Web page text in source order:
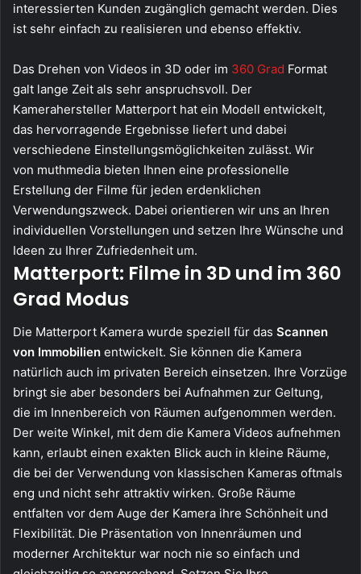
interessierten Kunden zugänglich gemacht werden. Dies
ist sehr einfach zu realisieren und ebenso effektiv.
Das Drehen von Videos in 3D oder im 360 Grad Format
galt lange Zeit als sehr anspruchsvoll. Der
Kamerahersteller Matterport hat ein Modell entwickelt,
das hervorragende Ergebnisse liefert und dabei
verschiedene Einstellungsmöglichkeiten zulässt. Wir
von muthmedia bieten Ihnen eine professionelle
Erstellung der Filme für jeden erdenklichen
Verwendungszweck. Dabei orientieren wir uns an Ihren
individuellen Vorstellungen und setzen Ihre Wünsche und
Ideen zu Ihrer Zufriedenheit um.
Matterport: Filme in 3D und im 360
Grad Modus
Die Matterport Kamera wurde speziell für das Scannen
von Immobilien entwickelt. Sie können die Kamera
natürlich auch im privaten Bereich einsetzen. Ihre Vorzüge
bringt sie aber besonders bei Aufnahmen zur Geltung,
die im Innenbereich von Räumen aufgenommen werden.
Der weite Winkel, mit dem die Kamera Videos aufnehmen
kann, erlaubt einen exakten Blick auch in kleine Räume,
die bei der Verwendung von klassischen Kameras oftmals
eng und nicht sehr attraktiv wirken. Große Räume
entfalten vor dem Auge der Kamera ihre Schönheit und
Flexibilität. Die Präsentation von Innenräumen und
moderner Architektur war noch nie so einfach und